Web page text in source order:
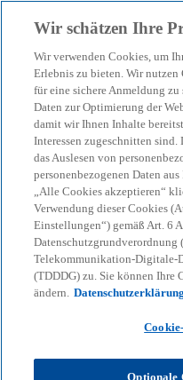
menu search
Social
Wir freuen uns auf
Wir schätzen Ihre
Wir verwenden Cookies, um
Erlebnis zu bieten. Wir nutzen
für eine sichere Anmeldung zu
Daten zur Optimierung der
damit wir Ihnen Inhalte
Interessen zugeschnitten sind.
das Auslesen von
personenbezogenen Daten
„Alle Cookies akzeptieren“
Verwendung dieser Cookies
Einstellungen“) gemäß Art. 6
Datenschutzgrundverordnung
Telekommunikation-Digitale-
(TDDDG) zu. Sie können
ändern.
Optionale